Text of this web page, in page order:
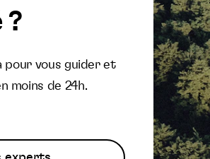
?
pour vous guider et
moins de 24h.